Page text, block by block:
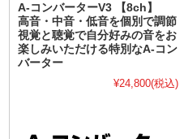
A-コンバーターV3 【8ch】
高音・中音・低音を個別で調節
視覚と聴覚で自分好みの音をお
楽しみいただける特別なA-コン
バーター
¥24,800(税込)